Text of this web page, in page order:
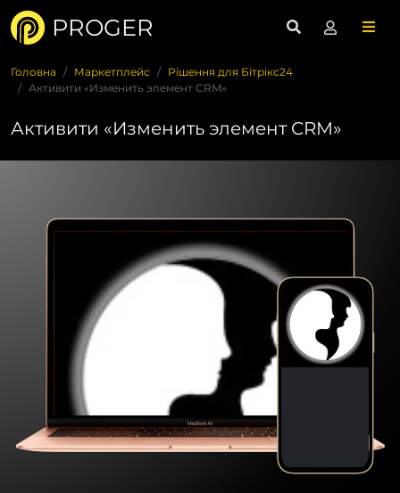
PROGER
Головна Маркетплейс
Рішення для Бітрікс24
Активити «Изменить элемент CRM»
Активити «Изменить элемент CRM»